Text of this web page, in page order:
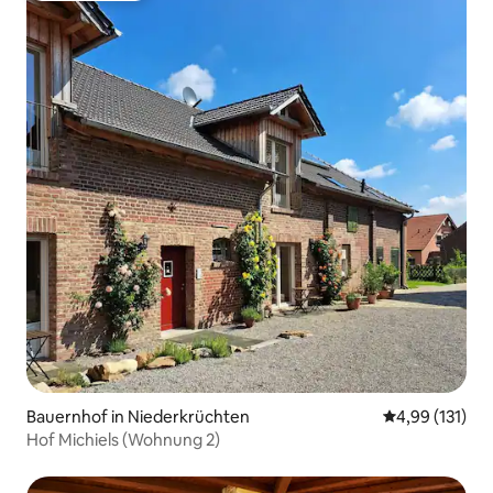
Bauernhof in Niederkrüchten
4,99 (131)
Hof Michiels (Wohnung 2)